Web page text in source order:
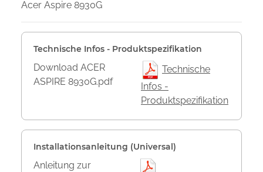
Acer Aspire 8930G
Technische Infos - Produktspezifikation
Download ACER
ASPIRE 8930G.pdf
Technische
Infos -
Produktspezifikation
Installationsanleitung (Universal)
Anleitung zur